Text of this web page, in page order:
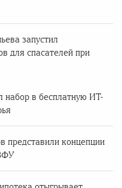
запустил
для спасателей при
набор в бесплатную ИТ-
представили концепции